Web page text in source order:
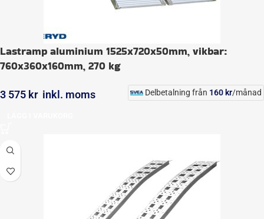
Lastramp aluminium 1525x720x50mm, vikbar:
760x360x160mm, 270 kg
3 575 kr inkl. moms Delbetalning från 160 kr/månad